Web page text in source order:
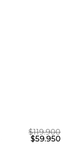
$119.900
$59.950